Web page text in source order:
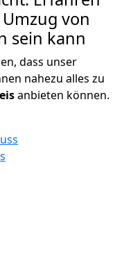
von
sein kann
dass unser
nahezu alles zu
anbieten können.